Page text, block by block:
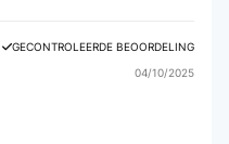
GECONTROLEERDE BEOORDELING
04/10/2025